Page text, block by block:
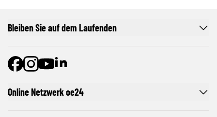
Online Netzwerk oe24
Bleiben Sie auf dem Laufenden